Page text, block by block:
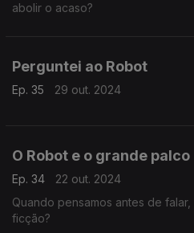
abolir o acaso?
Perguntei ao Robot
Ep. 35 29 out. 2024
O Robot e o grande palco
Ep. 34
22 out. 2024
Quando pensamos antes de
ficção?